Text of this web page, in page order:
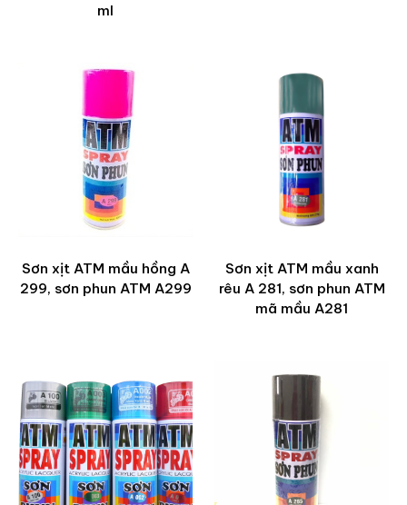
ml
Sơn xịt ATM mầu hồng A
299, sơn phun ATM A299
Sơn xịt ATM mầu xanh
rêu A 281, sơn phun ATM
mã mầu A281